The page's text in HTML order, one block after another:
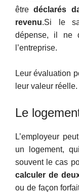
êtredéclarés
revenu.Si le
dépense, il ne
l’entreprise.
Leur évaluation
leur valeur réelle.
Le
L’employeur
un logement,
souvent le cas
calculer de
ou de façon